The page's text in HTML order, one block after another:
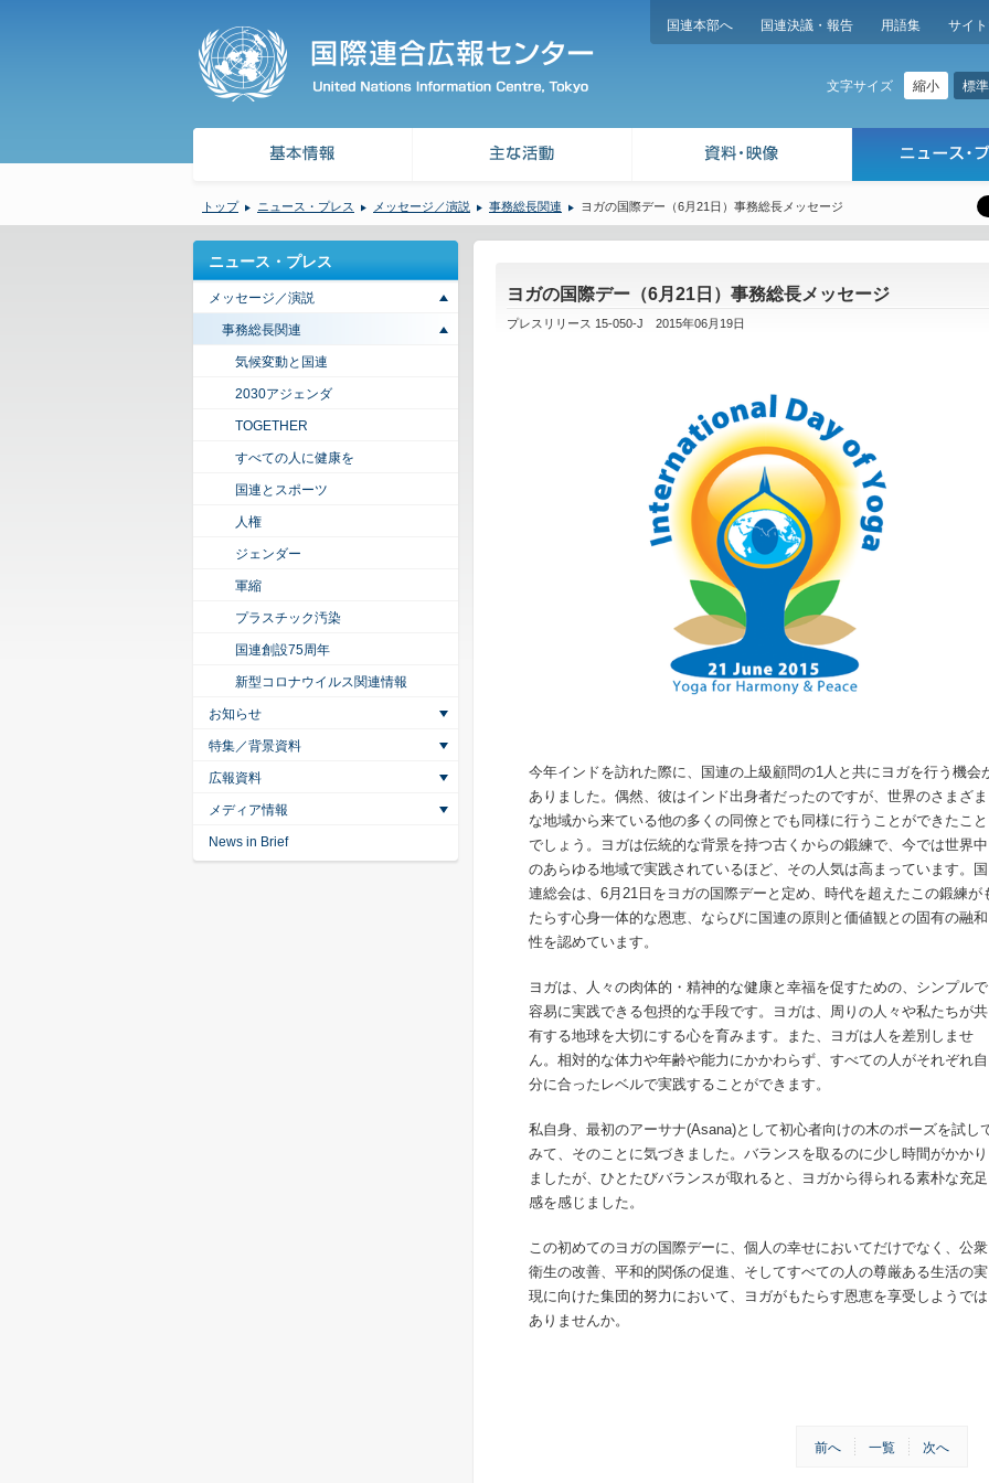
国連本部へ 国連決議・報告 用語集 サイ
文字サイズ 縮小 標準
トップ ニュース・プレス メッセージ／演説 事務総長関連 ヨガの国際デー（6月21日）事務総長メッセージ
ヨガの国際デー（6月21日）事務総長メッセージ
プレスリリース 15-050-J 2015年06月19日
今年インドを訪れた際に、国連の上級顧問の1人と共にヨガを行う機会
ありました。偶然、彼はインド出身者だったのですが、世界のさまざま
な地域から来ている他の多くの同僚とでも同様に行うことができたこと
でしょう。ヨガは伝統的な背景を持つ古くからの鍛練で、今では世界中
のあらゆる地域で実践されているほど、その人気は高まっています。国
連総会は、6月21日をヨガの国際デーと定め、時代を超えたこの鍛練が
たらす心身一体的な恩恵、ならびに国連の原則と価値観との固有の融和
性を認めています。
ヨガは、人々の肉体的・精神的な健康と幸福を促すための、シンプルで
容易に実践できる包摂的な手段です。ヨガは、周りの人々や私たちが共
有する地球を大切にする心を育みます。また、ヨガは人を差別しませ
ん。相対的な体力や年齢や能力にかかわらず、すべての人がそれぞれ自
分に合ったレベルで実践することができます。
私自身、最初のアーサナ(Asana)として初心者向けの木のポーズを試し
みて、そのことに気づきました。バランスを取るのに少し時間がかかり
ましたが、ひとたびバランスが取れると、ヨガから得られる素朴な充足
感を感じました。
この初めてのヨガの国際デーに、個人の幸せにおいてだけでなく、公衆
衛生の改善、平和的関係の促進、そしてすべての人の尊厳ある生活の実
現に向けた集団的努力において、ヨガがもたらす恩恵を享受しようでは
ありませんか。
前へ 一覧 次へ
ニュース・プレス
メッセージ／演説
事務総長関連
気候変動と国連
2030アジェンダ
TOGETHER
すべての人に健康を
国連とスポーツ
人権
ジェンダー
軍縮
プラスチック汚染
国連創設75周年
新型コロナウイルス関連情報
お知らせ
特集／背景資料
広報資料
メディア情報
News in Brief